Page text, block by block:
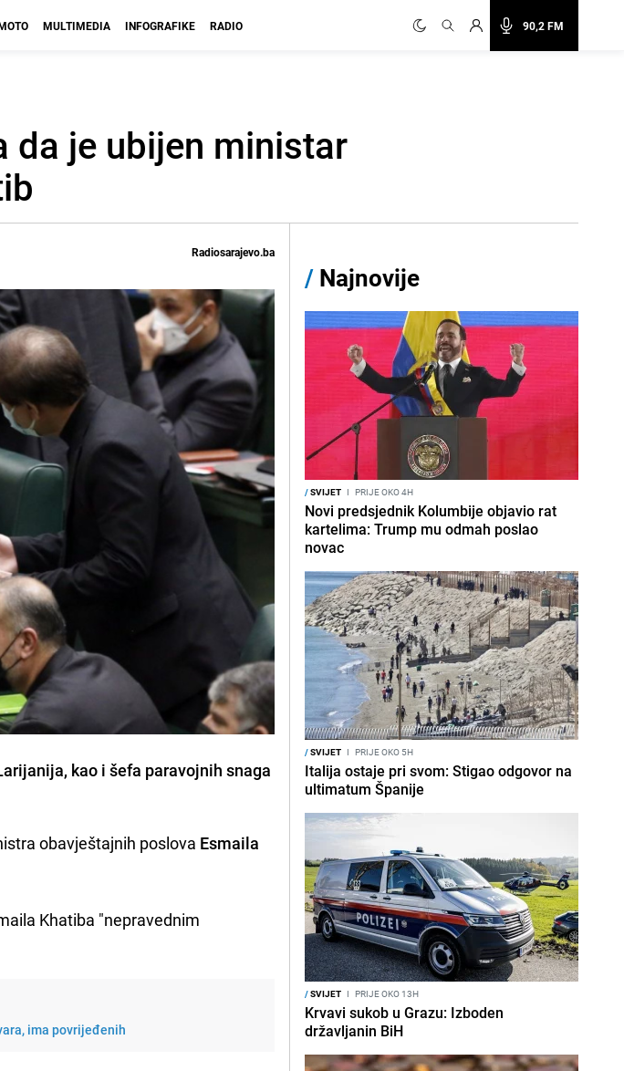
90,2 FM
MULTIMEDIA INFOGRAFIKE RADIO
da je ubijen ministar
Radiosarajevo.ba
kao i šefa paravojnih snaga
obavještajnih poslova Esmaila
Khatiba "nepravednim
ima povrijeđenih
/ Najnovije
/SVIJET I PRIJE OKO 4H
Novi predsjednik Kolumbije objavio rat
kartelima: Trump mu odmah poslao
novac
/SVIJET I PRIJE OKO 5H
Italija ostaje pri svom: Stigao odgovor na
ultimatum Španije
/SVIJET I PRIJE OKO 13H
Krvavi sukob u Grazu: Izboden
državljanin BiH